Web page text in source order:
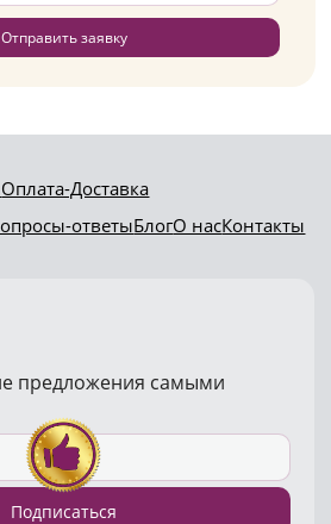
Отправить заявку
Оплата-Доставка
ответыБлогО насКонтакты
предложения самыми
Подписаться